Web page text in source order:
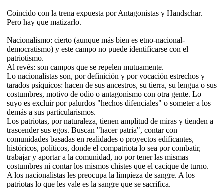
Coincido con la trena expuesta por Antagonistas y Handschar.
Pero hay que matizarlo.
Nacionalismo: cierto (aunque más bien es etno-nacional-
democratismo) y este campo no puede identificarse con el
patriotismo.
Al revés: son campos que se repelen mutuamente.
Lo nacionalistas son, por definición y por vocación estrechos y
tarados psíquicos: hacen de sus ancestros, su tierra, su lengua o sus
costumbres, motivo de odio o antagonismo con otra gente. Lo
suyo es excluir por palurdos "hechos difenciales" o someter a los
demás a sus particularismos.
Los patriotas, por naturaleza, tienen amplitud de miras y tienden a
trascender sus egos. Buscan "hacer patria", contar con
comunidades basadas en realidades o proyectos edificantes,
históricos, políticos, donde el compatriota lo sea por combatir,
trabajar y aportar a la comunidad, no por tener las mismas
costumbres ni contar los mismos chistes que el cacique de turno.
A los nacionalistas les preocupa la limpieza de sangre. A los
patriotas lo que les vale es la sangre que se sacrifica.